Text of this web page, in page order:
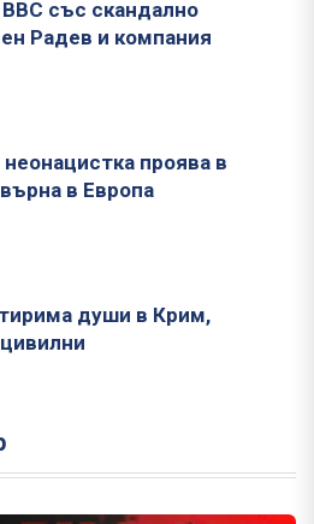
със скандално
Радев и компания
проява в
в Европа
души в Крим,